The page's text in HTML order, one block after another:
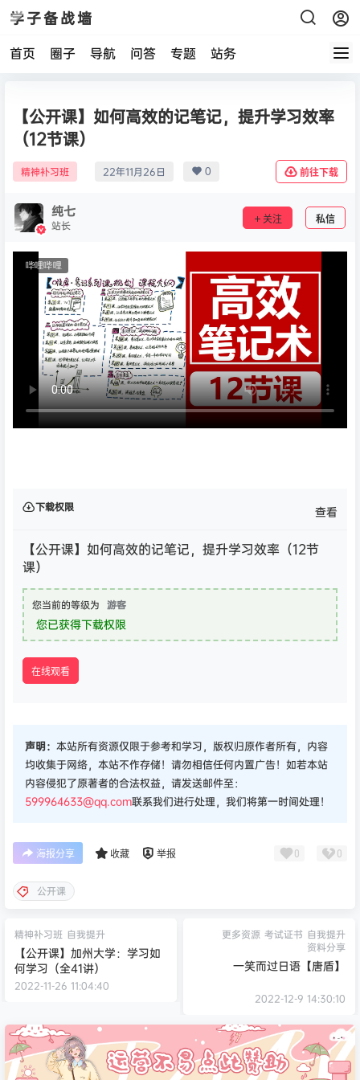
学子备战墙
首页 圈子 导航 问答 专题 站务
【公开课】如何高效的记笔记，提升学习效率
（12节课）
精神补习班 22年11月26日 0 前往下载
纯七
站长 关注 私信
哔哩哔哩
下载权限 查看
【公开课】如何高效的记笔记，提升学习效率（12节
课）
您当前的等级为 游客
您已获得下载权限
在线观看
声明： 本站所有资源仅限于参考和学习，版权归原作者所有，内容
均收集于网络，本站不作存储！请勿相信任何内置广告！如若本站
内容侵犯了原著者的合法权益，请发送邮件至：
599964633@qq.com联系我们进行处理，我们将第一时间处理！
海报分享 收藏 举报 0 0
公开课
精神补习班 自我提升
【公开课】加州大学：学习如
何学习（全41讲）
2022-11-26 11:04:40
更多资源 考试证书 自我提升
资料分享
一笑而过日语【唐盾】
2022-12-9 14:30:10